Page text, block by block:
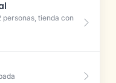
tienda con